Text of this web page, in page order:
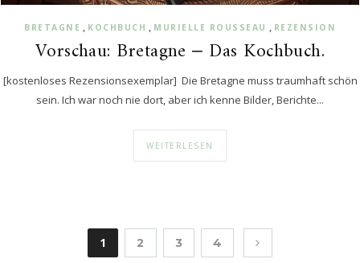
BRETAGNE , KOCHBUCH , MURIELLE ROUSSEAU , REZENSION
Vorschau: Bretagne ‒ Das Kochbuch.
[kostenloses Rezensionsexemplar] Die Bretagne muss traumhaft schön
sein. Ich war noch nie dort, aber ich kenne Bilder, Berichte...
WEITERLESEN
1 2 3 4